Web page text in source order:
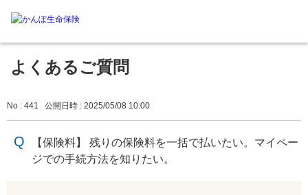
よくあるご質問
No : 441 公開日時 : 2025/05/08 10:00
【保険料】 残りの保険料を一括で払いたい。マイペー
ジでの手続方法を知りたい。